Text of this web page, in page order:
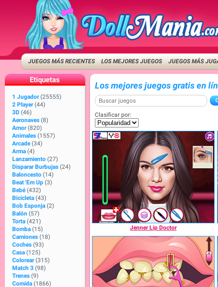
JUEGOS MÁS RECIENTES LOS MEJORES JUEGOS JUEGOS MÁS
Etiquetas
1 Jugador (25555)
2 Player (44)
3D (46)
Aeronaves (8)
Amor (820)
Animales (1557)
Arcade (34)
Arma (4)
Lanzamiento (27)
Disparar Burbujas (24)
Baloncesto (14)
Beat 'Em Up (3)
Bebé (432)
Bicicleta (43)
Bob Esponja (2)
Balón (57)
Torta (421)
Bomba (15)
Camiones (18)
Coches (93)
Casa (125)
Colorear (315)
Match 3 (98)
Trenes (9)
Comida (1866)
Los mejores juegos gratis en
Clasificar por:
Jenner Lip Doctor